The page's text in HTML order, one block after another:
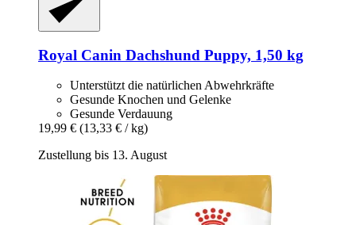
Royal Canin Dachshund Puppy, 1,50 kg
Unterstützt die natürlichen Abwehrkräfte
Gesunde Knochen und Gelenke
Gesunde Verdauung
19,99 € (13,33 € / kg)
Zustellung bis 13. August